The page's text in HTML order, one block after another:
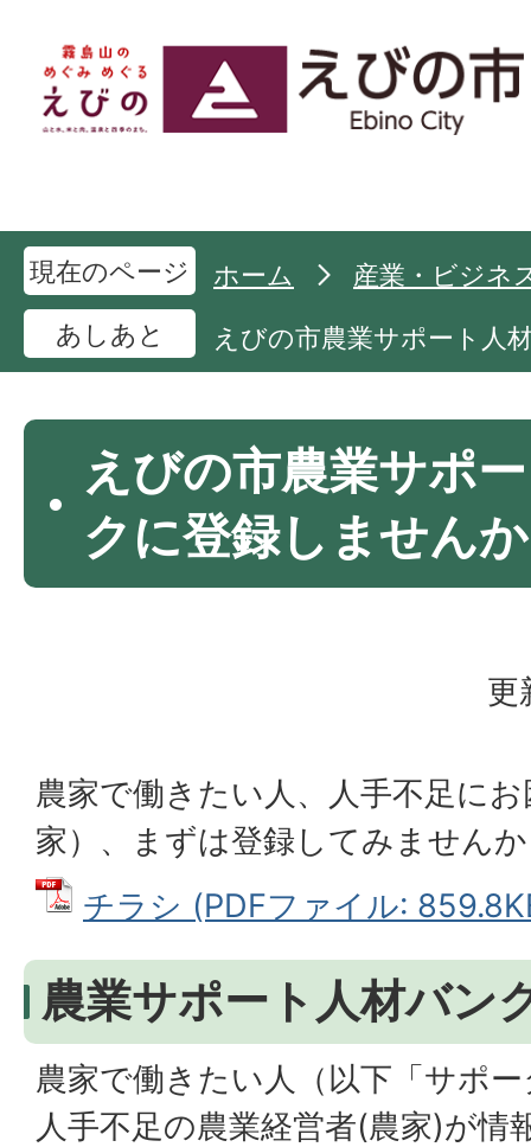
現在のページ ホーム
産業・ビジネ
あしあと
えびの市農業サポート人
えびの市農業サポ
クに登録しませんか
更
農家で働きたい人、人手不足に
家）、まずは登録してみません
チラシ (PDFファイル:
農業サポート人材バン
農家で働きたい人（以下「サポ
人手不足の農業経営者(農家)が情